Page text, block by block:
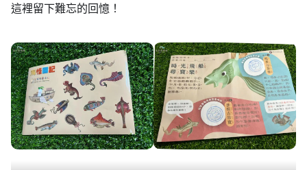
這裡留下難忘的回憶！